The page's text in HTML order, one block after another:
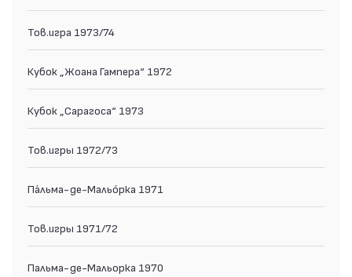
Тов.игра 1973/74
Кубок „Жоана Гампера“ 1972
Кубок „Сарагоса“ 1973
Тов.игры 1972/73
Па́льма-де-Мальо́рка 1971
Тов.игры 1971/72
Пальма-де-Мальорка 1970